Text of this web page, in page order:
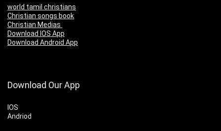
world tamil christians
Christian songs book
Christian Medias
Download IOS App
Download Android App
Download Our App
IOS
Andriod